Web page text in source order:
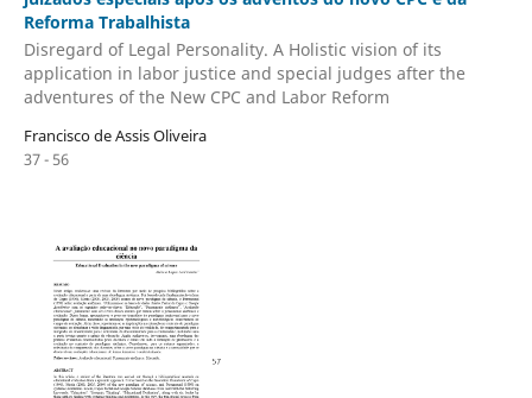
Reforma Trabalhista
Disregard of Legal Personality. A Holistic vision of its
application in labor justice and special judges after the
adventures of the New CPC and Labor Reform
Francisco de Assis Oliveira
37 - 56